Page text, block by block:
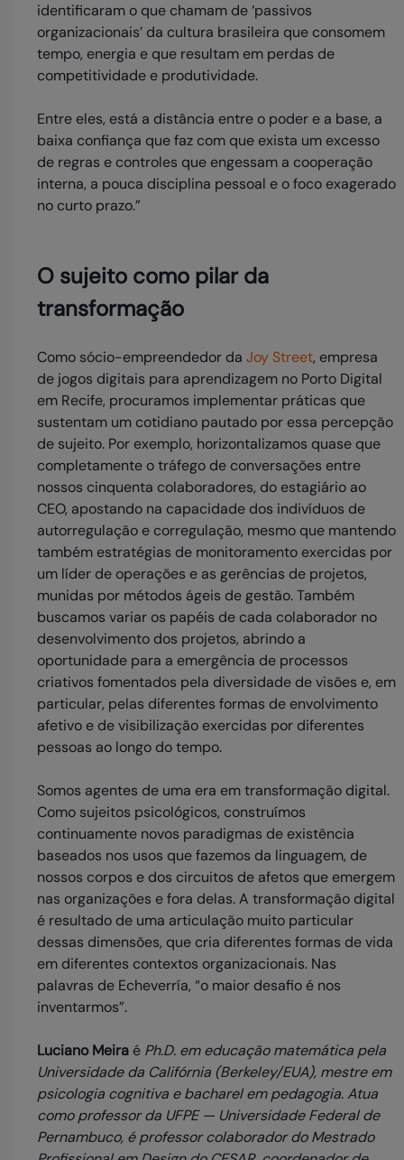
identificaram o que chamam de ‘passivos
organizacionais’ da cultura brasileira que consomem
tempo, energia e que resultam em perdas de
competitividade e produtividade.
Entre eles, está a distância entre o poder e a base, a
baixa confiança que faz com que exista um excesso
de regras e controles que engessam a cooperação
interna, a pouca disciplina pessoal e o foco exagerado
no curto prazo.”
O sujeito como pilar da
transformação
Como sócio-empreendedor da Joy Street, empresa
de jogos digitais para aprendizagem no Porto Digital
em Recife, procuramos implementar práticas que
sustentam um cotidiano pautado por essa percepção
de sujeito. Por exemplo, horizontalizamos quase que
completamente o tráfego de conversações entre
nossos cinquenta colaboradores, do estagiário ao
CEO, apostando na capacidade dos indivíduos de
autorregulação e corregulação, mesmo que mantendo
também estratégias de monitoramento exercidas por
um líder de operações e as gerências de projetos,
munidas por métodos ágeis de gestão. Também
buscamos variar os papéis de cada colaborador no
desenvolvimento dos projetos, abrindo a
oportunidade para a emergência de processos
criativos fomentados pela diversidade de visões e, em
particular, pelas diferentes formas de envolvimento
afetivo e de visibilização exercidas por diferentes
pessoas ao longo do tempo.
Somos agentes de uma era em transformação digital.
Como sujeitos psicológicos, construímos
continuamente novos paradigmas de existência
baseados nos usos que fazemos da linguagem, de
nossos corpos e dos circuitos de afetos que emergem
nas organizações e fora delas. A transformação digital
é resultado de uma articulação muito particular
dessas dimensões, que cria diferentes formas de vida
em diferentes contextos organizacionais. Nas
palavras de Echeverría, “o maior desafio é nos
inventarmos”.
Luciano Meira é Ph.D. em educação matemática pela
Universidade da Califórnia (Berkeley/EUA), mestre em
psicologia cognitiva e bacharel em pedagogia. Atua
como professor da UFPE — Universidade Federal de
Pernambuco, é professor colaborador do Mestrado